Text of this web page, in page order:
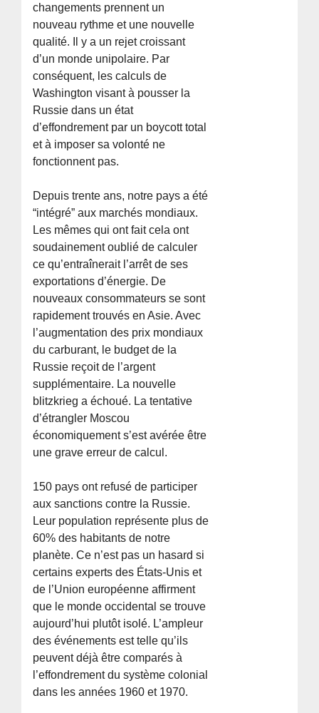
changements prennent un
nouveau rythme et une nouvelle
qualité. Il y a un rejet croissant
d’un monde unipolaire. Par
conséquent, les calculs de
Washington visant à pousser la
Russie dans un état
d’effondrement par un boycott total
et à imposer sa volonté ne
fonctionnent pas.
Depuis trente ans, notre pays a été
“intégré” aux marchés mondiaux.
Les mêmes qui ont fait cela ont
soudainement oublié de calculer
ce qu’entraînerait l’arrêt de ses
exportations d’énergie. De
nouveaux consommateurs se sont
rapidement trouvés en Asie. Avec
l’augmentation des prix mondiaux
du carburant, le budget de la
Russie reçoit de l’argent
supplémentaire. La nouvelle
blitzkrieg a échoué. La tentative
d’étrangler Moscou
économiquement s’est avérée être
une grave erreur de calcul.
150 pays ont refusé de participer
aux sanctions contre la Russie.
Leur population représente plus de
60% des habitants de notre
planète. Ce n’est pas un hasard si
certains experts des États-Unis et
de l’Union européenne affirment
que le monde occidental se trouve
aujourd’hui plutôt isolé. L’ampleur
des événements est telle qu’ils
peuvent déjà être comparés à
l’effondrement du système colonial
dans les années 1960 et 1970.